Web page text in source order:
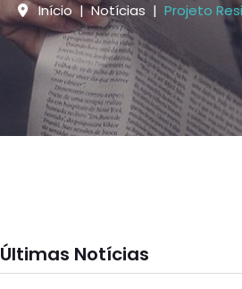
Início Notícias Projeto
Últimas Notícias